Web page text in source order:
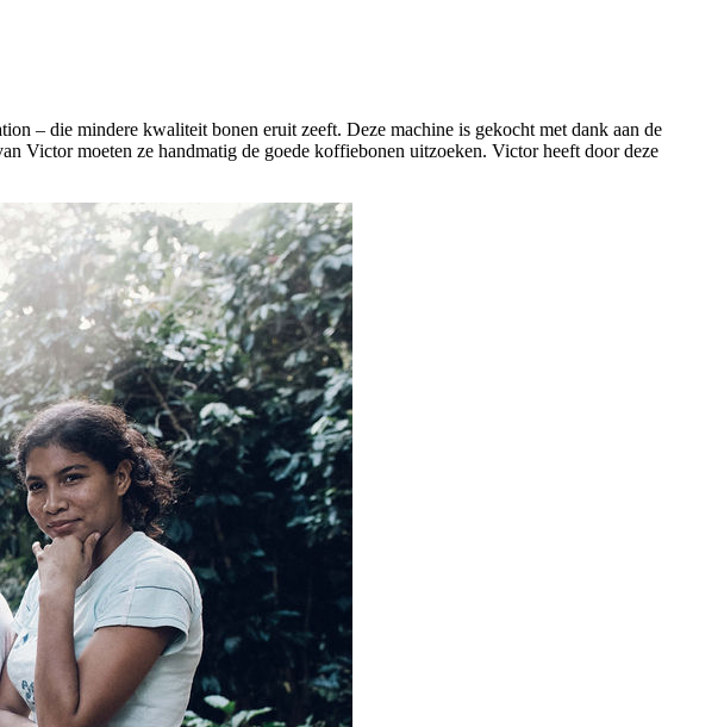
– die mindere kwaliteit bonen eruit zeeft. Deze machine is gekocht met dank aan de
Victor moeten ze handmatig de goede koffiebonen uitzoeken. Victor heeft door deze